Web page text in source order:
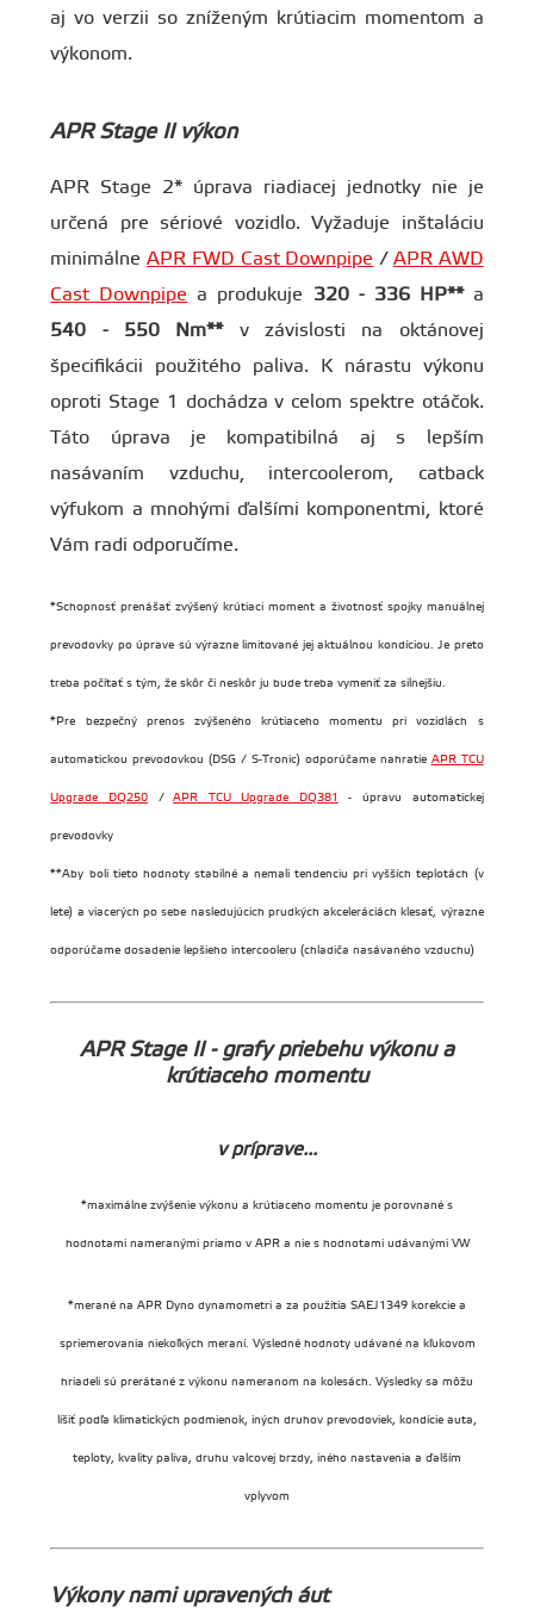
aj vo verzii so zníženým krútiacim momentom a
výkonom.
APR Stage II výkon
APR Stage 2* úprava riadiacej jednotky nie je
určená pre sériové vozidlo. Vyžaduje inštaláciu
minimálneAPR FWD Cast Downpipe / APR AWD
Cast Downpipe a produkuje 320 - 336 HP**a
540 - 550 Nm**v závislosti na oktánovej
špecifikácii použitého paliva. K nárastu výkonu
oproti Stage 1 dochádza v celom spektre otáčok.
Táto úprava je kompatibilná aj s lepším
nasávaním vzduchu, intercoolerom, catback
výfukom a mnohými ďalšími komponentmi, ktoré
Vám radi odporučíme.
*Schopnosť prenášať zvýšený krútiaci moment a životnosť spojky manuálnej
prevodovky po úprave sú výrazne limitované jej aktuálnou kondíciou. Je preto
treba počítať s tým, že skôr či neskôr ju bude treba vymeniť za silnejšiu.
*Pre bezpečný prenos zvýšeného krútiaceho momentu pri vozidlách s
automatickou prevodovkou (DSG / S-Tronic) odporúčame nahratie APR TCU
Upgrade DQ250/APR TCU Upgrade DQ381 - úpravu automatickej
prevodovky
**Aby boli tieto hodnoty stabilné a nemali tendenciu pri vyšších teplotách (v
lete) a viacerých po sebe nasledujúcich prudkých akceleráciách klesať, výrazne
odporúčame dosadenie lepšieho intercooleru (chladiča nasávaného vzduchu)
APR Stage II - grafy priebehu výkonu a
krútiaceho momentu
v príprave...
*maximálne zvýšenie výkonu a krútiaceho momentu je porovnané s
hodnotami nameranými priamo v APR a nie s hodnotami udávanými VW
*merané na APR Dyno dynamometri a za použitia SAEJ1349 korekcie a
spriemerovania niekoľkých meraní. Výsledné hodnoty udávané na kľukovom
hriadeli sú prerátané z výkonu nameranom na kolesách. Výsledky sa môžu
líšiť podľa klimatických podmienok, iných druhov prevodoviek, kondície auta,
teploty, kvality paliva, druhu valcovej brzdy, iného nastavenia a ďalším
vplyvom
Výkony nami upravených áut